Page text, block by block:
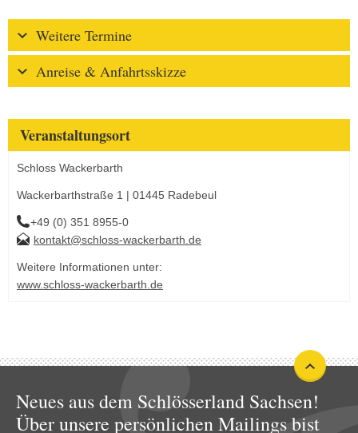
Weitere Termine
Anreise & Anfahrtsskizze
Veranstaltungsort
Schloss Wackerbarth
Wackerbarthstraße 1 | 01445 Radebeul
+49 (0) 351 8955-0
kontakt@schloss-wackerbarth.de
Weitere Informationen unter:
www.schloss-wackerbarth.de
Neues aus dem Schlösserland Sachsen!
Über unsere persönlichen Mailings bist